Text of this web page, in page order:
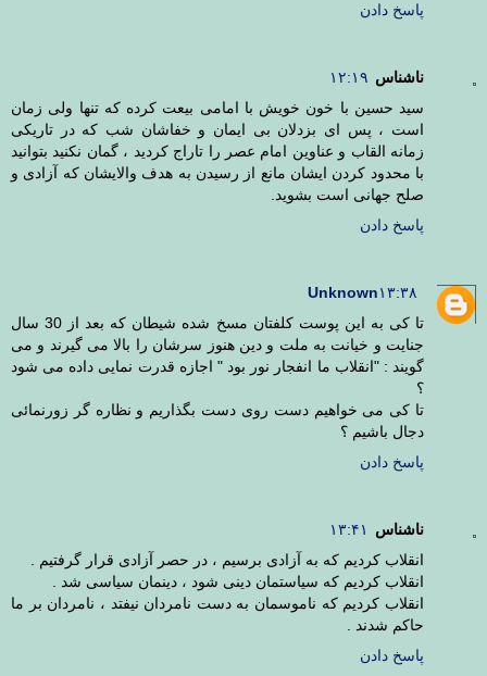
پاسخ دادن
ناشناس ۱۲:۱۹
سید حسین با خون خویش با امامی بیعت کرده که تنها ولی زمان
است ، پس ای بزدلان بی ایمان و خفاشان شب که در تاریکی
زمانه القاب و عناوین امام عصر را تاراج کردید ، گمان نکنید بتوانید
با محدود کردن ایشان مانع از رسیدن به هدف والایشان که آزادی و
صلح جهانی است بشوید.
پاسخ دادن
Unknown۱۳:۳۸
تا کی به این پوست کلفتان مسخ شده شیطان که بعد از 30 سال
جنایت و خیانت به ملت و دین هنوز سرشان را بالا می گیرند و می
گویند : "انقلاب ما انفجار نور بود " اجازه قدرت نمایی داده می شود
؟
تا کی می خواهیم دست روی دست بگذاریم و نظاره گر زورنمائی
دجال باشیم ؟
پاسخ دادن
ناشناس
۱۳:۴۱
انقلاب کردیم که به آزادی برسیم ، در حصر آزادی قرار گرفتیم .
انقلاب کردیم که سیاستمان دینی شود ، دینمان سیاسی شد .
انقلاب کردیم که ناموسمان به دست نامردان نیفتد ، نامردان بر ما
حاکم شدند .
پاسخ دادن